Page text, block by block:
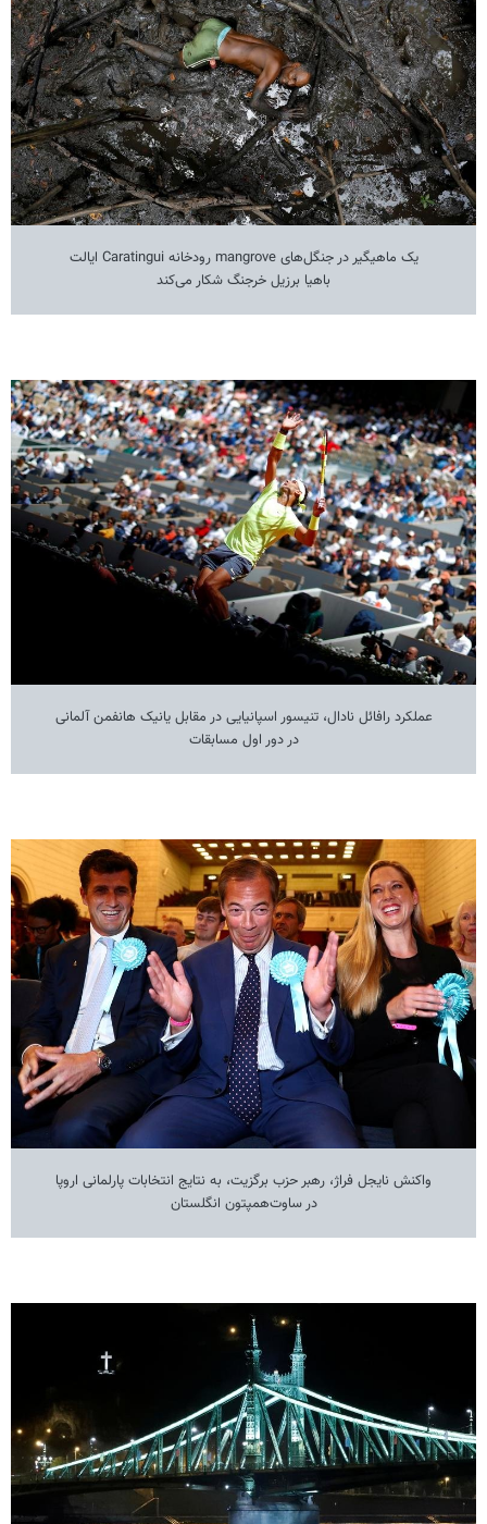
یک ماهیگیر در جنگل‌های mangrove رودخانه Caratingui ایالت
باهیا برزیل خرجنگ شکار می‌کند
عملکرد رافائل نادال، تنیسور اسپانیایی در مقابل یانیک هانفمن آلمانی
در دور اول مسابقات
واکنش نایجل فراژ، رهبر حزب برگزیت، به نتایج انتخابات پارلمانی اروپا
در ساوت‌همپتون انگلستان